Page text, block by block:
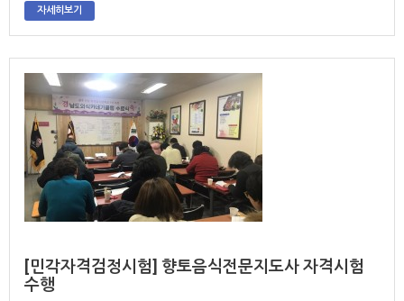
자세히보기
[민각자격검정시험] 향토음식전문지도사 자격시험
수행